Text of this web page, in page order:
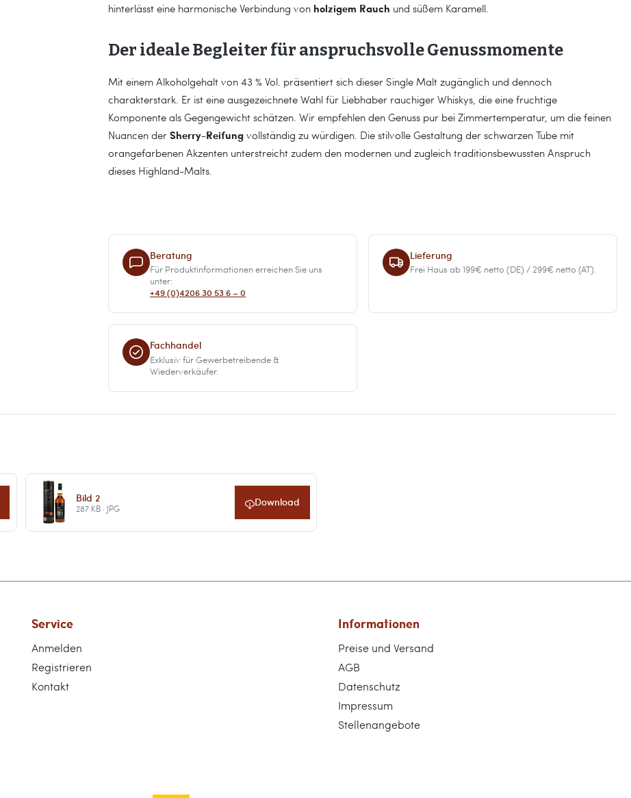
hinterlässt eine harmonische Verbindung von holzigem Rauch und süßem Karamell.
Der ideale Begleiter für anspruchsvolle Genussmomente
Mit einem Alkoholgehalt von 43 % Vol. präsentiert sich dieser Single Malt zugänglich und dennoch
charakterstark. Er ist eine ausgezeichnete Wahl für Liebhaber rauchiger Whiskys, die eine fruchtige
Komponente als Gegengewicht schätzen. Wir empfehlen den Genuss pur bei Zimmertemperatur, um die feinen
Nuancen der Sherry-Reifung vollständig zu würdigen. Die stilvolle Gestaltung der schwarzen Tube mit
orangefarbenen Akzenten unterstreicht zudem den modernen und zugleich traditionsbewussten Anspruch
dieses Highland-Malts.
Beratung
Für Produktinformationen erreichen Sie uns
unter:
+49 (0)4206 30 53 6 – 0
Lieferung
Frei Haus ab 199€ netto (DE) / 299€ netto (AT).
Fachhandel
Exklusiv für Gewerbetreibende &
Wiederverkäufer.
Bild 2
287 KB · JPG Download
Service
Anmelden
Registrieren
Kontakt
Informationen
Preise und Versand
AGB
Datenschutz
Impressum
Stellenangebote